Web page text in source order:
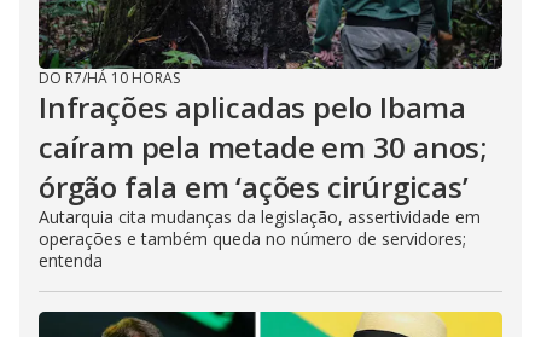
DO R7/HÁ 10 HORAS
Infrações aplicadas pelo Ibama
caíram pela metade em 30 anos;
órgão fala em ‘ações cirúrgicas’
Autarquia cita mudanças da legislação, assertividade em
operações e também queda no número de servidores;
entenda